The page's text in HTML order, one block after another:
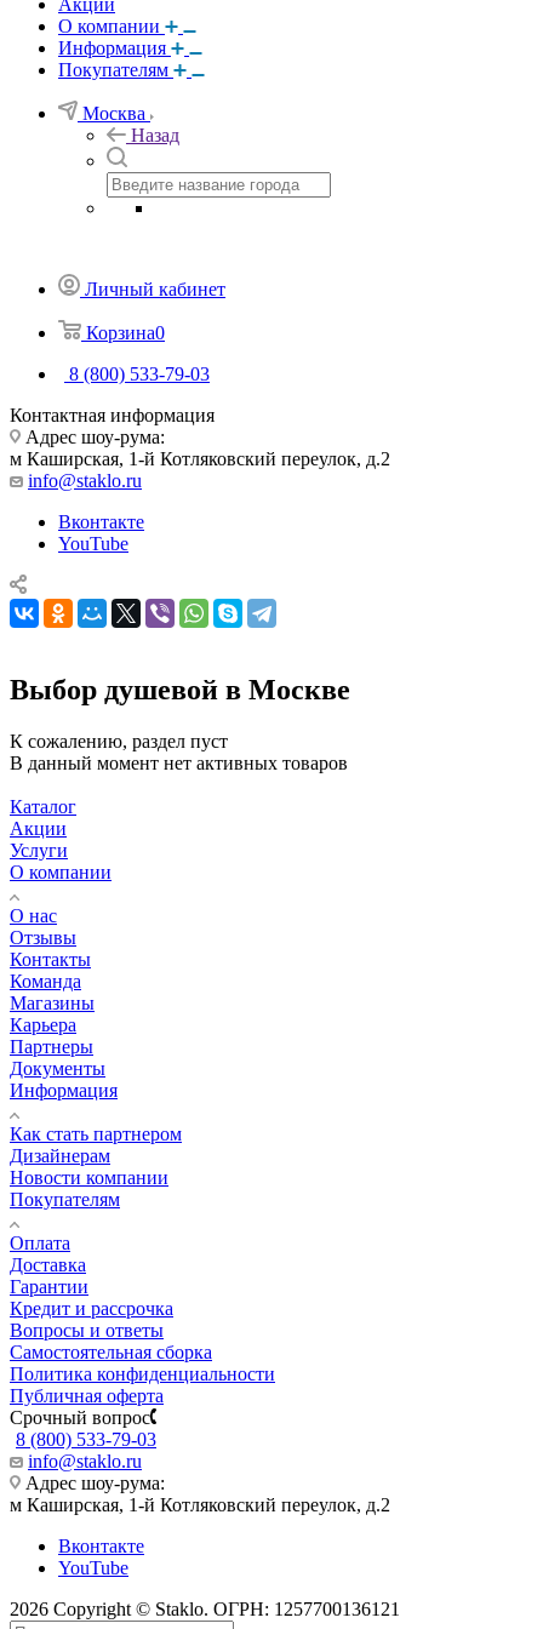
Акции
О компании
Информация
Покупателям
Москва
Назад
Личный кабинет
Корзина0
8 (800) 533-79-03
Контактная информация
Адрес шоу-рума:
м Каширская, 1-й Котляковский переулок, д.2
info@staklo.ru
Вконтакте
YouTube
Выбор душевой в Москве
К сожалению, раздел пуст
В данный момент нет активных товаров
Каталог
Акции
Услуги
О компании
О нас
Отзывы
Контакты
Команда
Магазины
Карьера
Партнеры
Документы
Информация
Как стать партнером
Дизайнерам
Новости компании
Покупателям
Оплата
Доставка
Гарантии
Кредит и рассрочка
Вопросы и ответы
Самостоятельная сборка
Политика конфиденциальности
Публичная оферта
Срочный вопрос
8 (800) 533-79-03
info@staklo.ru
Адрес шоу-рума:
м Каширская, 1-й Котляковский переулок, д.2
Вконтакте
YouTube
2026 Copyright © Staklo. ОГРН: 1257700136121